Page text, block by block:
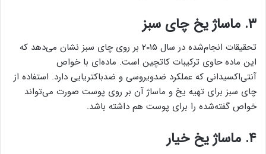
۳. ماساژ یخ چای سبز
تحقیقات انجام‌شده در سال ۲۰۱۵ بر روی چای سبز نشان می‌دهد که
این ماده حاوی ترکیبات کاتچین است. ماده‌ای با خواص
آنتی‌اکسیدانی که عملکرد ضدویروسی و ضدباکتریایی دارد. استفاده از
چای سبز برای تهیه یخ و ماساژ آن بر روی پوست صورت می‌تواند
خواص گفته‌شده را برای پوست هم داشته باشد.
۴. ماساژ یخ خیار